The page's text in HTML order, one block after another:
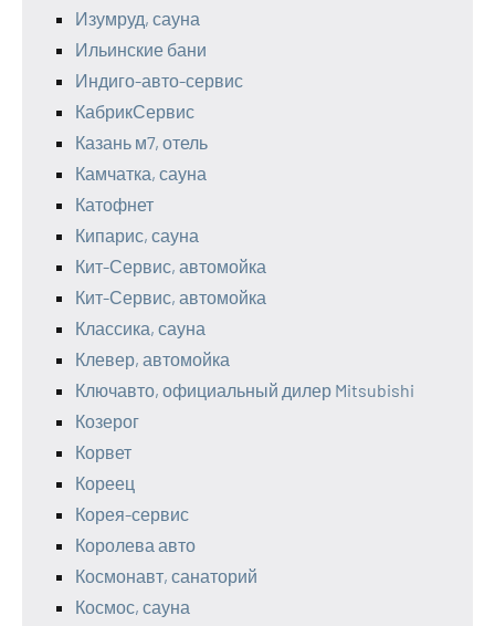
Изумруд, сауна
Ильинские бани
Индиго-авто-сервис
КабрикСервис
Казань м7, отель
Камчатка, сауна
Катофнет
Кипарис, сауна
Кит-Сервис, автомойка
Кит-Сервис, автомойка
Классика, сауна
Клевер, автомойка
Ключавто, официальный дилер Mitsubishi
Козерог
Корвет
Кореец
Корея-сервис
Королева авто
Космонавт, санаторий
Космос, сауна